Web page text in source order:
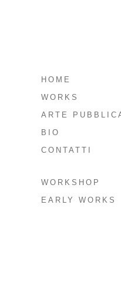
HOME
WORKS
ARTE
BIO
CONTATTI
WORKSHOP
EARLY WORKS